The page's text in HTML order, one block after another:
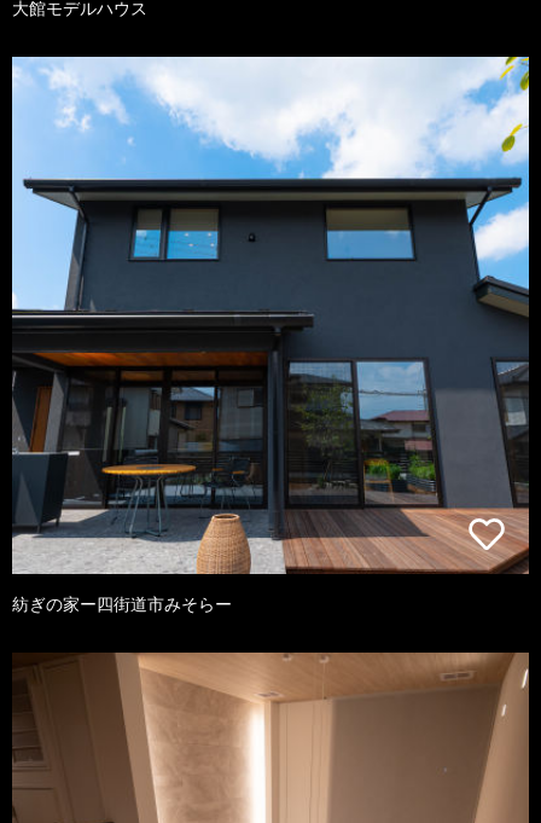
大館モデルハウス
紡ぎの家ー四街道市みそらー